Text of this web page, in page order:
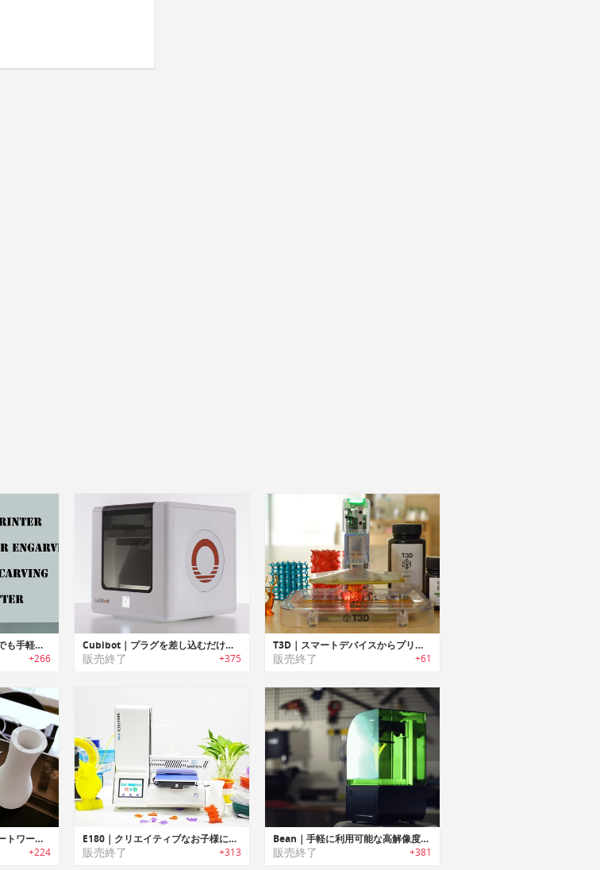
Mag ICreatum｜初心者でも手軽に利用/拡張可能なオールインワン3Dマシーン「マグアイクレアタム」
+266
Cubibot｜プラグを差し込むだけでプリント可能なデスクトップ3Dプリンター「キュービボット」
販売終了 +375
T3D｜スマートデバイスからプリント可能なポータブル3Dプリンター「T3D」
販売終了 +61
ClayXYZ｜セラミックアートワークを作成可能な3Dクレイプリンター「クレイXYZ」
+224
E180｜クリエイティブなお子様に最適なユーザーフレンドリーミニプリンター「E180」
販売終了 +313
Bean｜手軽に利用可能な高解像度SLAプリンター「ビーン」
販売終了 +381